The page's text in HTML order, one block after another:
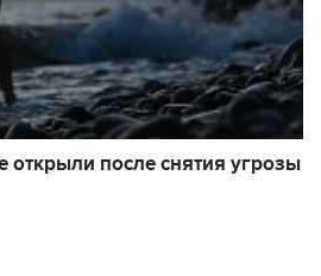
после снятия угрозы